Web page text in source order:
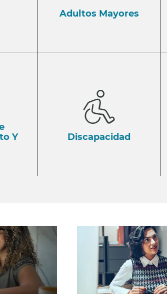
Adultos Mayores
Y
Discapacidad